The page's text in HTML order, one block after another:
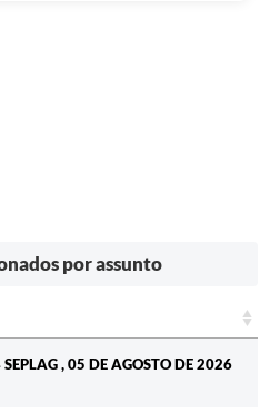
por assunto
, 05 DE AGOSTO DE 2026